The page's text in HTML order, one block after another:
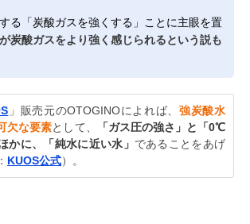
る「炭酸ガスを強くする」ことに主眼を置
炭酸ガスをより強く感じられるという説も
」販売元のOTOGINOによれば、強炭酸水
欠な要素として、
「ガス圧の強さ」と「0℃
かに、「純水に近い水」 であることをあげ
KUOS公式）。